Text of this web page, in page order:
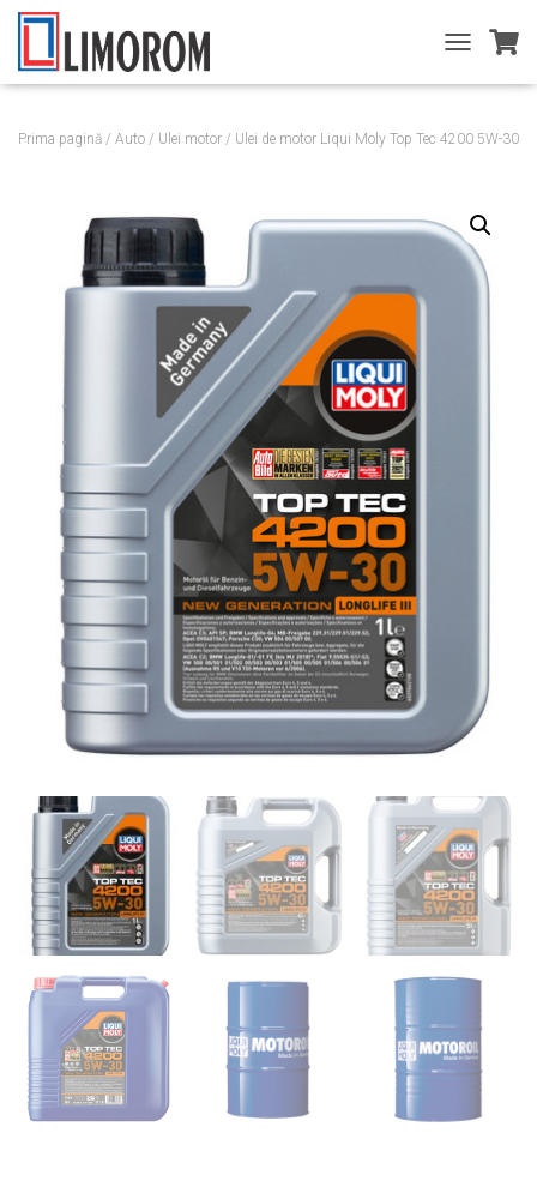
O
V
Prima pagină / Auto / Ulei motor / Ulei de motor Liqui Moly Top Tec 4200 5W-30